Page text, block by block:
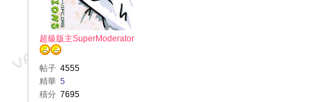
超級版主SuperModerator
帖子 4555
精華 5
積分 7695